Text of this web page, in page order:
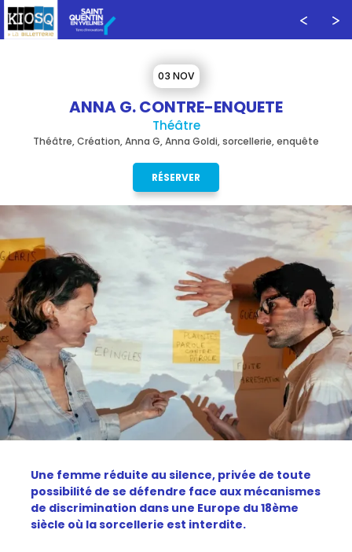
03 NOV
ANNA G. CONTRE-ENQUETE
Théâtre
Théâtre, Création, Anna G, Anna Goldi, sorcellerie, enquête
RÉSERVER
Une femme réduite au silence, privée de toute
possibilité de se défendre face aux mécanismes
de discrimination dans une Europe du 18ème
siècle où la sorcellerie est interdite.